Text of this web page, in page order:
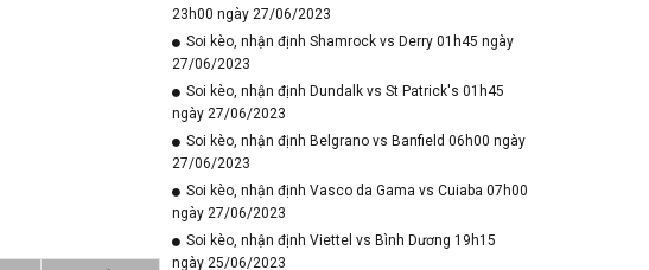
23h00 ngày 27/06/2023
Soi kèo, nhận định Shamrock vs Derry 01h45 ngày
27/06/2023
Soi kèo, nhận định Dundalk vs St Patrick's 01h45
ngày 27/06/2023
Soi kèo, nhận định Belgrano vs Banfield 06h00 ngày
27/06/2023
Soi kèo, nhận định Vasco da Gama vs Cuiaba 07h00
ngày 27/06/2023
Soi kèo, nhận định Viettel vs Bình Dương 19h15
ngày 25/06/2023